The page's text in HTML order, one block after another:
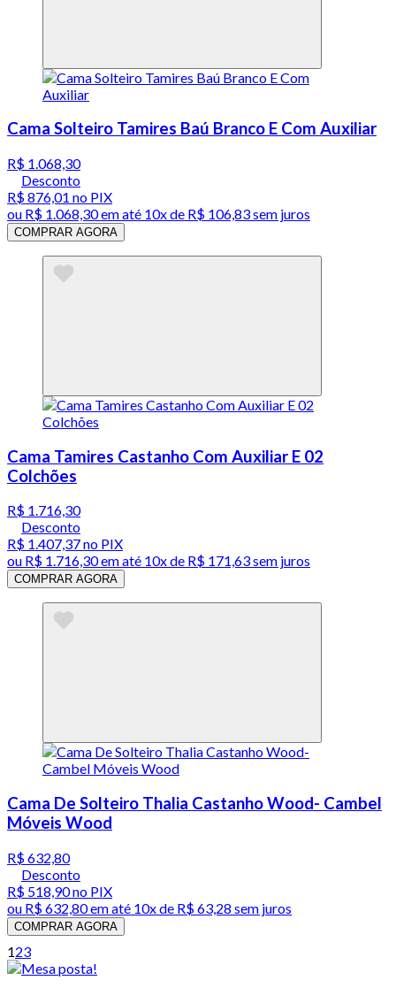
Cama Solteiro Tamires Baú Branco E Com Auxiliar
R$ 1.068,30
Desconto
R$ 876,01 no PIX
ou R$ 1.068,30em até 10x de R$ 106,83 sem juros
COMPRAR AGORA
Cama Tamires Castanho Com Auxiliar E 02
Colchões
R$ 1.716,30
Desconto
R$ 1.407,37no PIX
ou R$ 1.716,30em até 10x de R$ 171,63 sem juros
COMPRAR AGORA
Cama De Solteiro Thalia Castanho Wood- Cambel
Móveis Wood
R$ 632,80
Desconto
R$ 518,90no PIX
ou R$ 632,80em até 10x de R$ 63,28 sem juros
COMPRAR AGORA
123